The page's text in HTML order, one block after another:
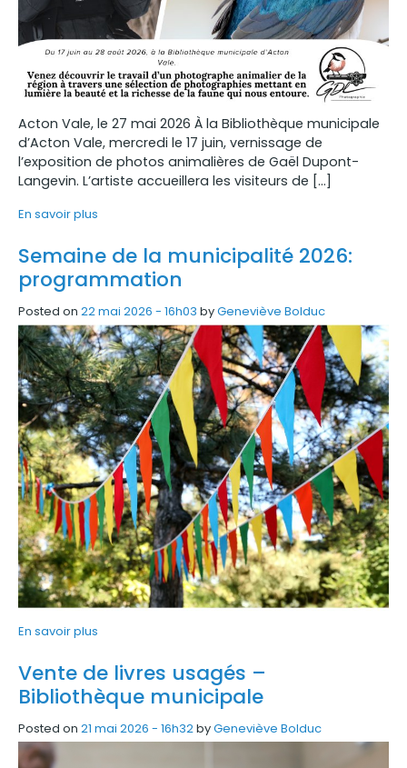
Acton Vale, le 27 mai 2026 À la Bibliothèque municipale
d’Acton Vale, mercredi le 17 juin, vernissage de
l’exposition de photos animalières de Gaël Dupont-
Langevin. L’artiste accueillera les visiteurs de […]
En savoir plus
Semaine de la municipalité 2026:
programmation
Posted on 22 mai 2026 - 16h03 byGeneviève Bolduc
En savoir plus
Vente de livres usagés –
Bibliothèque municipale
Posted on 21 mai 2026 - 16h32byGeneviève Bolduc